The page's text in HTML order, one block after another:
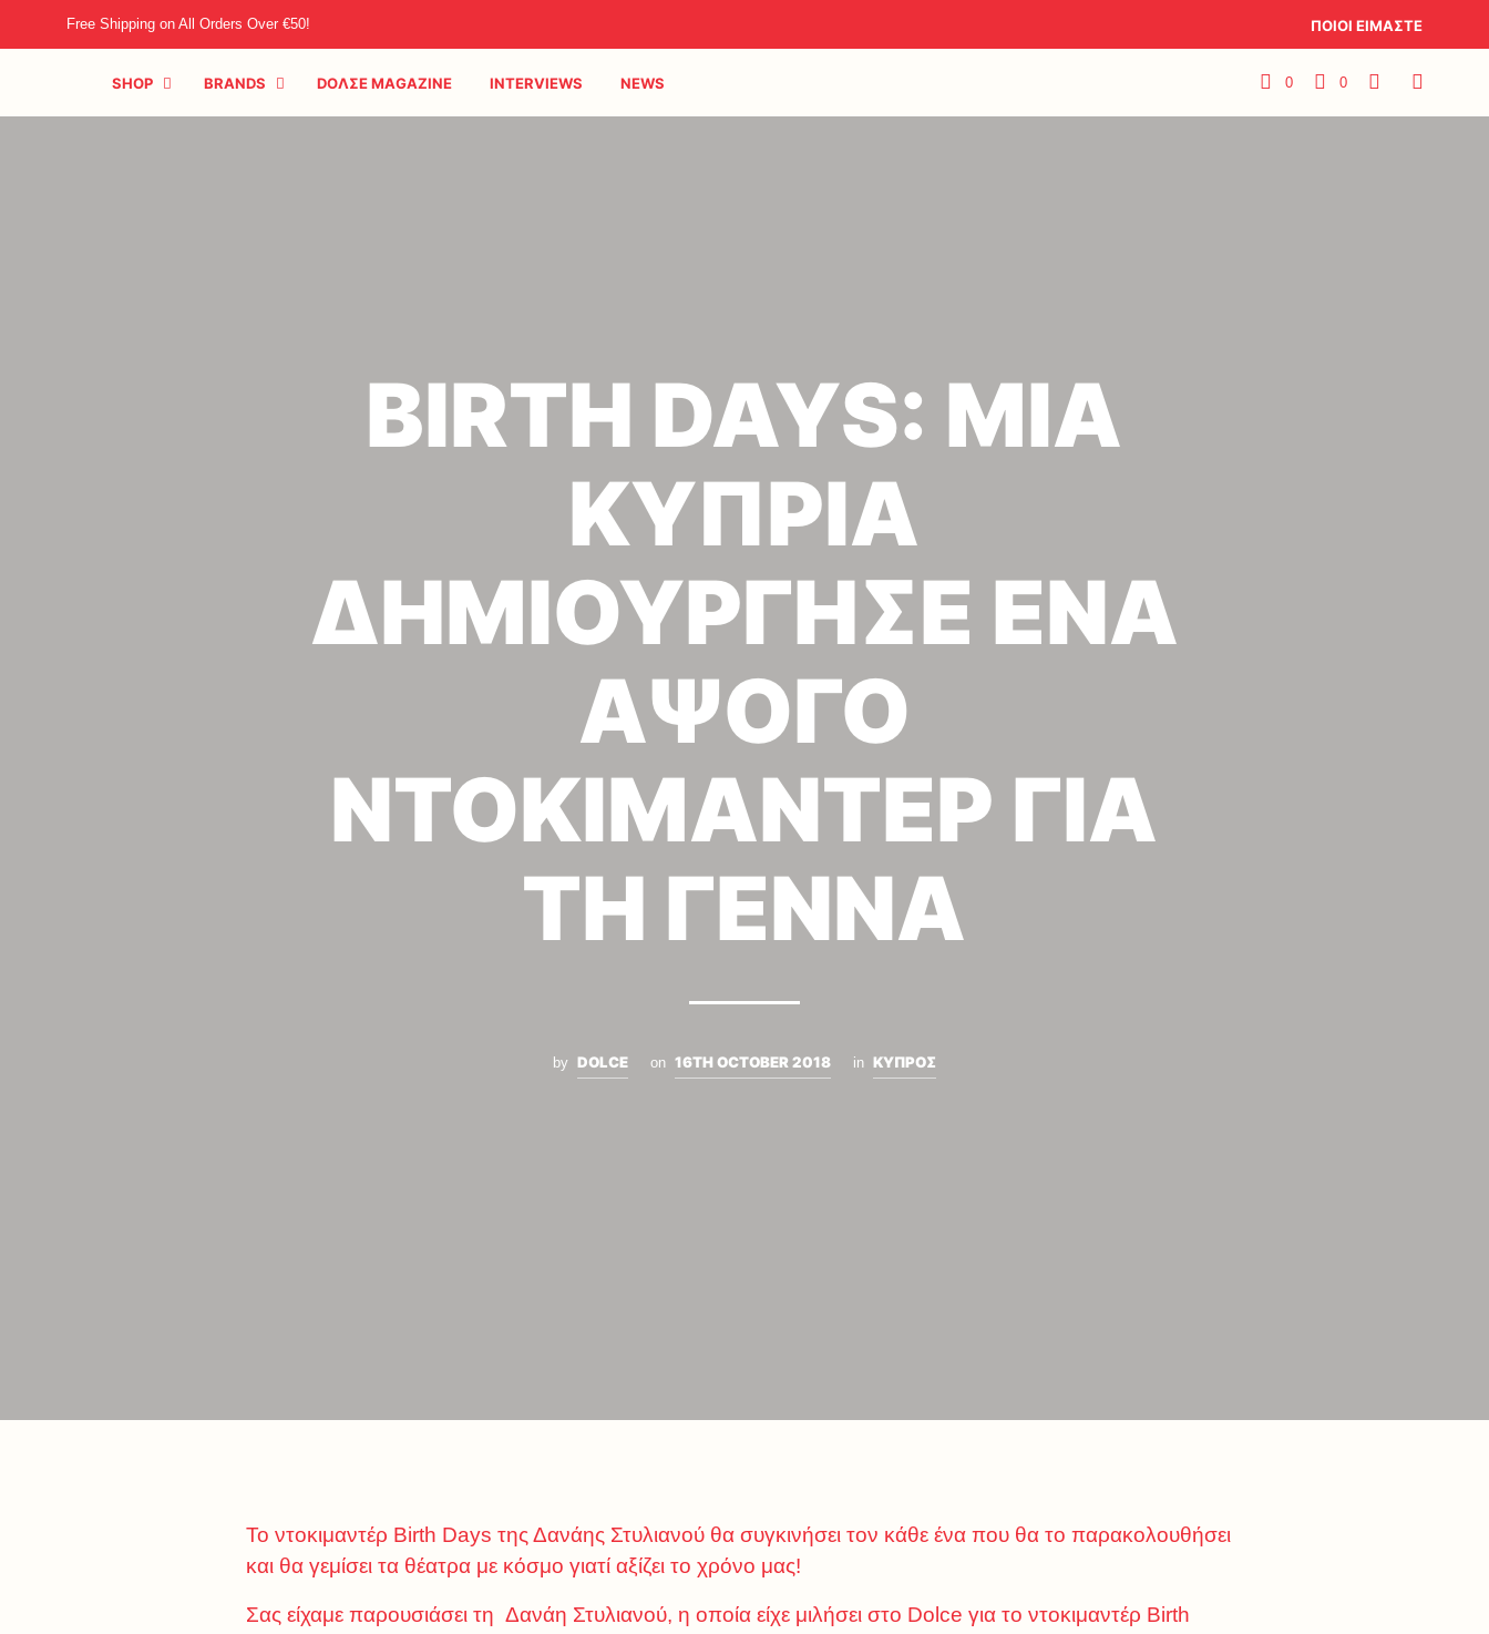
Free Shipping on All Orders Over €50! ΠΟΙΟΙ ΕΙΜΑΣΤΕ
SHOP BRANDS DOΛΣE MAGAZINE INTERVIEWS NEWS 0 0
BIRTH DAYS: ΜΙΑ
ΚΥΠΡΙΑ
ΔΗΜΙΟΥΡΓΗΣΕ ΕΝΑ
ΑΨΟΓΟ
ΝΤΟΚΙΜΑΝΤΕΡ ΓΙΑ
ΤΗ ΓΕΝΝΑ
by DOLCE on 16TH OCTOBER 2018 in ΚΥΠΡΟΣ
Το ντοκιμαντέρ Birth Days της Δανάης Στυλιανού θα συγκινήσει τον κάθε ένα που θα το παρακολουθήσει
και θα γεμίσει τα θέατρα με κόσμο γιατί αξίζει το χρόνο μας!
Σας είχαμε παρουσιάσει τη Δανάη Στυλιανού, η οποία είχε μιλήσει στο Dolce για το ντοκιμαντέρ Birth